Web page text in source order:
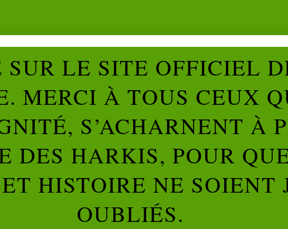
LE SITE OFFICIEL
MERCI À TOUS CEUX
S’ACHARNENT À
DES HARKIS, POUR
HISTOIRE NE SOIENT
OUBLIÉS.